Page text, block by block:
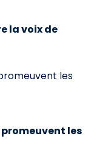
la voix de
les